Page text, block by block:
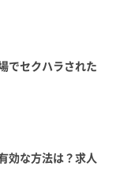
でセクハラされた
効な方法は？求人